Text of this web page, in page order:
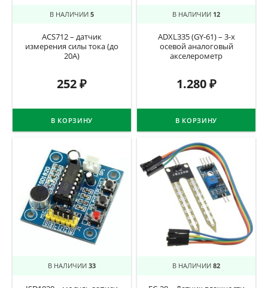
В НАЛИЧИИ 5
ACS712 – датчик
измерения силы тока (до
20А)
252₽
В КОРЗИНУ
В НАЛИЧИИ 12
ADXL335 (GY-61) – 3-х
осевой аналоговый
акселерометр
1.280₽
В КОРЗИНУ
В НАЛИЧИИ 33 В НАЛИЧИИ 82